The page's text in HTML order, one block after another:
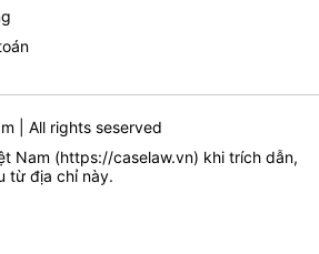
| All rights seserved
Nam (https://caselaw.vn) khi trích dẫn,
từ địa chỉ này.